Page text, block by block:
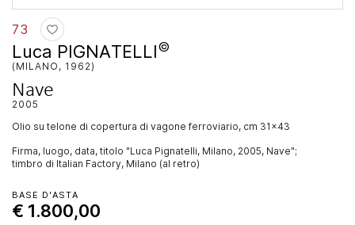
73
Luca PIGNATELLI©
(MILANO, 1962)
Nave
2005
olio su telone di copertura di vagone ferroviario, cm 31x43
Firma, luogo, data, titolo "Luca Pignatelli, Milano, 2005, Nave";
timbro di Italian Factory, Milano (al retro)
BASE D'ASTA
€ 1.800,00